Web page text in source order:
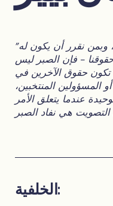
"عندما يتعلق الأمر بديمقراطيتنا، وبمن نقرر أن يكون له
- فإن الصبر ليس
تكون حقوق الآخرين في
أو المسؤولين المنتخبين،
عندما يتعلق الأمر
الخلفية: